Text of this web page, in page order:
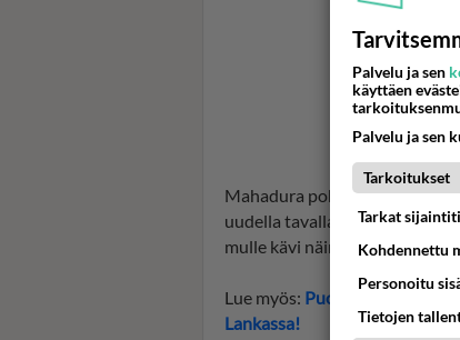
Mahadura pohtii sarjassa,
uudella tavalla? Päiväkirjassa
mulle kävi näin? Onko
Lue myös: Puoli seitsemän
Lankassa!
Palvelu ja sen
käyttäen
Palvelu ja sen
Tarkoitukset
Tarkat
Kohdennettu
Personoitu
Tietojen